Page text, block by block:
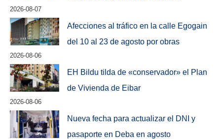
2026-08-07
Afecciones al tráfico en la calle Egogain
del 10 al 23 de agosto por obras
2026-08-06
EH Bildu tilda de «conservador» el Plan
de Vivienda de Eibar
2026-08-06
Nueva fecha para actualizar el DNI y
pasaporte en Deba en agosto